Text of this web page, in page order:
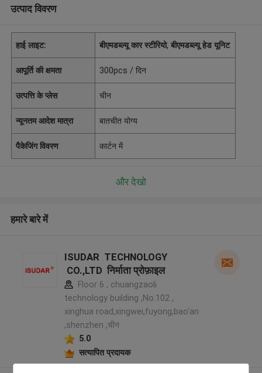
उत्पाद विवरण
हाई लाइट: बीएमडब्ल्यू कार स्टीरियो,बीएमडब्ल्यू हेड यूनिट
आपूर्ति की क्षमता 300pcs / दिन
उत्पत्ति के प्लेस चीन
न्यूनतम आदेश मात्रा बातचीत योग्य
पैकेजिंग विवरण कार्टन में
और देखो
हमारे बारे में
ISUDAR TECHNOLOGY
CO.,LTD निर्माता प्रोफ़ाइल
Floor 6 , chuangzaoli
technology building ,No.102 ,
xinghua road,xingwei,fuyong,bao'an
,shenzhen ,चीन
5.0
सत्यापित प्रदायक